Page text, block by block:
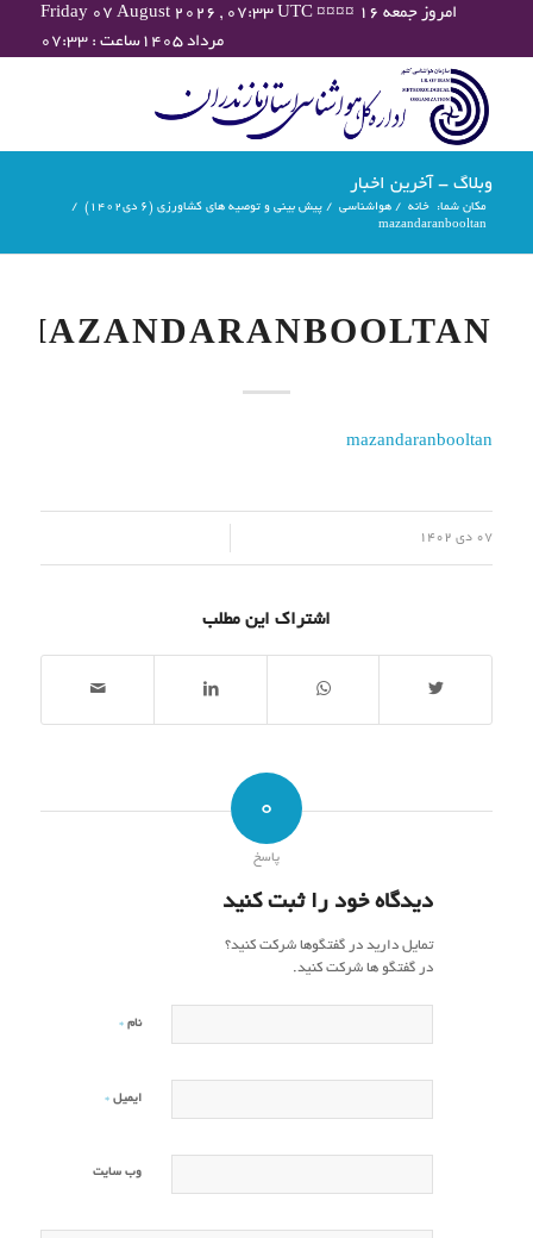
Friday 07 August 2026 , 07:33 UTC ¤¤¤¤ امروز جمعه ۱۶
مرداد ۱۴۰۵ساعت : ۰۷:۳۳
وبلاگ - آخرین اخبار
مکان شما: خانه / هواشناسی / پیش بینی و توصیه های کشاورزی (6 دی۱۴۰۲)
/
mazandaranbooltan
MAZANDARANBOOLTAN
mazandaranbooltan
07 دی 1402
اشتراک این مطلب
0
پاسخ
دیدگاه خود را ثبت کنید
تمایل دارید در گفتگوها شرکت کنید؟
در گفتگو ها شرکت کنید.
نام *
ایمیل *
وب‌ سایت